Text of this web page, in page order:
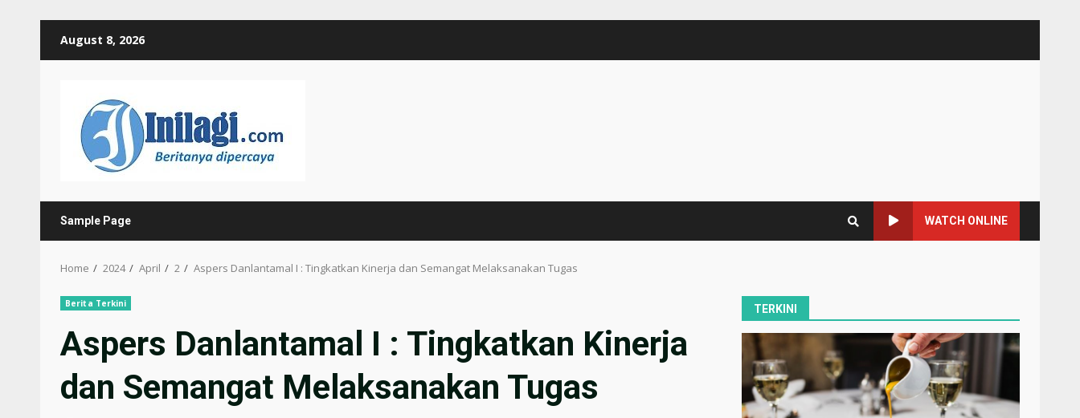
August 8, 2026
Sample Page WATCH ONLINE
Home 2024 April 2 Aspers Danlantamal I : Tingkatkan Kinerja dan Semangat Melaksanakan Tugas
Berita Terkini
Aspers Danlantamal I : Tingkatkan Kinerja
dan Semangat Melaksanakan Tugas
TERKINI